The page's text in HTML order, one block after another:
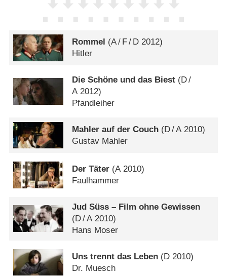
Rommel (A/ F/ D 2012)
Hitler
Die Schöne und das Biest (D/
A2012)
Pfandleiher
Mahler auf der Couch (D/A2010)
Gustav Mahler
Der Täter (A2010)
Faulhammer
Jud Süss – Film ohne Gewissen
(D/A2010)
Hans Moser
Uns trennt das Leben (D 2010)
Dr. Muesch